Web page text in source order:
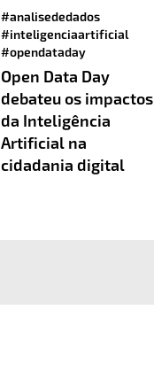
#analisededados
#inteligenciaartificial
#opendataday
Open Data Day
debateu os impactos
da Inteligência
Artificial na
cidadania digital